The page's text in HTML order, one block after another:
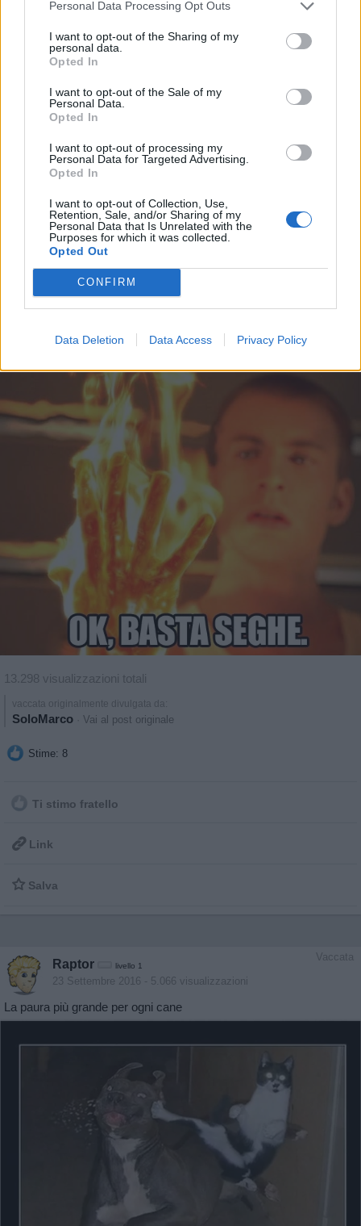
Personal Data Processing Opt Outs
I want to opt-out of the Sharing of my
personal data.
Opted In
I want to opt-out of the Sale of my
Personal Data.
Opted In
I want to opt-out of processing my
Personal Data for Targeted Advertising.
Opted In
I want to opt-out of Collection, Use,
Retention, Sale, and/or Sharing of my
Personal Data that Is Unrelated with the
Purposes for which it was collected.
Opted Out
CONFIRM
Data Deletion Data Access Privacy Policy
23 Settembre 2016 alle ore 18:00
· Rispondi
Fabio: benvenuto 😉
23 Settembre 2016 alle ore 18:31
·Ti stimo
Mephisto:Anche tu come gli altri devi presentare il
certificato di inidoneità mentale...
·Ti stimo ·Rispondi
Vaccata
Raptor livello 1
23 Settembre 2016- 5.219 visualizzazioni
13.298 visualizzazioni totali
vaccata originalmente divulgata da:
SoloMarco Vai al post originale
Stime: 8
Ti stimo fratello
 Link
 Salva
Vaccata
Raptor livello 1
23 Settembre 2016 - 5.066 visualizzazioni
La paura più grande per ogni cane